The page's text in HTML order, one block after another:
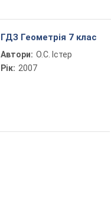
ГДЗ Геометрія 7 клас
Автори: О.С. Істер
Рік: 2007